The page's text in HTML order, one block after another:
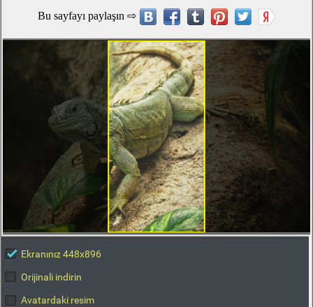
Ekranınız 448x896
Orijinali indirin
Avatardaki resim